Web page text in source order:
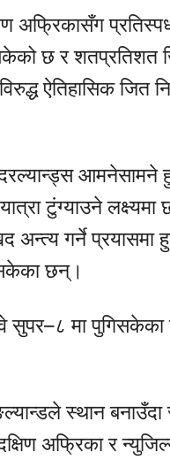
अफ्रिकासँग
छ र शतप्रतिशत
ऐतिहासिक जित
आमनेसामने
टुंग्याउने
अन्त्य गर्ने
छन्।
सुपर–८ मा
स्थान
अफ्रिका र